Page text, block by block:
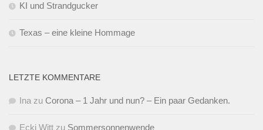
KI und Strandgucker
Texas – eine kleine Hommage
LETZTE KOMMENTARE
Ina zu Corona – 1 Jahr und nun? – Ein paar Gedanken.
Ecki Witt zu Sommersonnenwende